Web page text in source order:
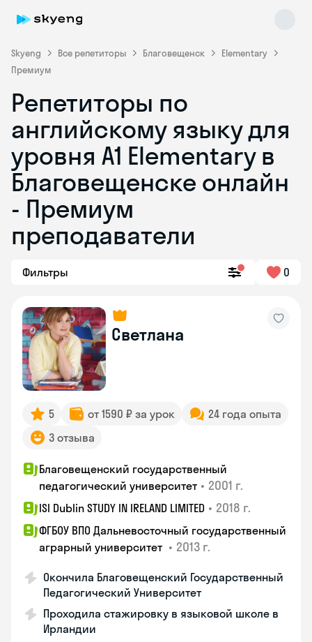
Skyeng Все репетиторы Благовещенск
Elementary
Премиум
Репетиторы по
английскому языку для
уровня A1 Elementary в
Благовещенске онлайн
- Премиум
преподаватели
Фильтры 0
Светлана
5 от 1590 ₽ за урок
24 года опыта
3 отзыва
Благовещенский государственный
педагогический университет • 2001 г.
ISI Dublin STUDY IN IRELAND LIMITED • 2018 г.
ФГБОУ ВПО Дальневосточный государственный
аграрный университет • 2013 г.
Окончила Благовещенский Государственный
Педагогический Университет
Проходила стажировку в языковой школе в
Ирландии
Skyeng Chat